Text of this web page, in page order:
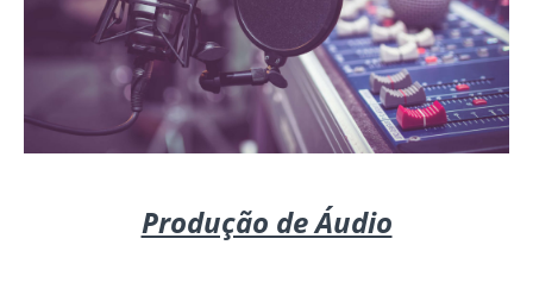
Produção de Áudio